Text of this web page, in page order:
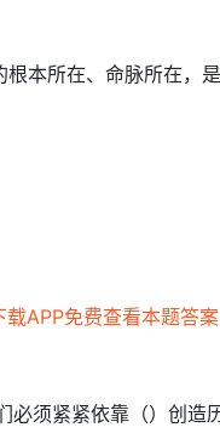
根本所在、命脉所在，
载APP免费查看本题答
必须紧紧依靠（）创造